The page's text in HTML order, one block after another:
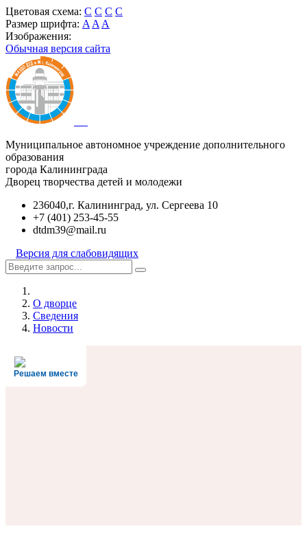
Цветовая схема: C C C C
Размер шрифта: A A A
Изображения:
Обычная версия сайта
Муниципальное автономное учреждение дополнительного
образования
города Калининграда
Дворец творчества детей и молодежи
236040,г. Калининград, ул. Сергеева 10
+7 (401) 253-45-55
dtdm39@mail.ru
Версия для слабовидящих
О дворце
Сведения
Новости
Решаем вместе